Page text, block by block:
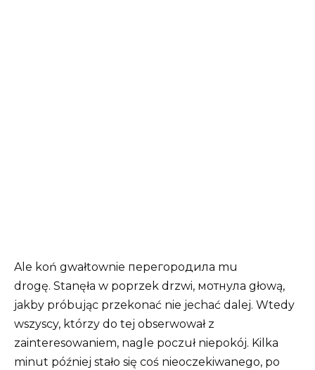
Ale koń gwałtownie перегородила mu
drogę. Stanęła w poprzek drzwi, мотнула głową,
jakby próbując przekonać nie jechać dalej. Wtedy
wszyscy, którzy do tej obserwował z
zainteresowaniem, nagle poczuł niepokój. Kilka
minut później stało się coś nieoczekiwanego, po